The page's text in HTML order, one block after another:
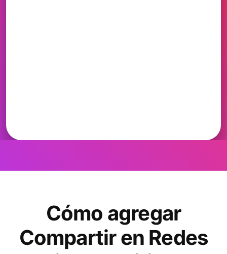
Cómo agregar
Compartir en Redes